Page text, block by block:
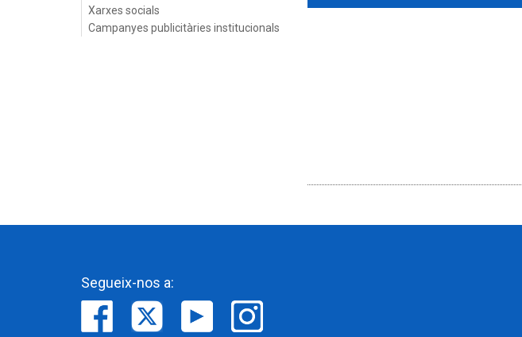
Xarxes socials
Campanyes publicitàries institucionals
Segueix-nos a: